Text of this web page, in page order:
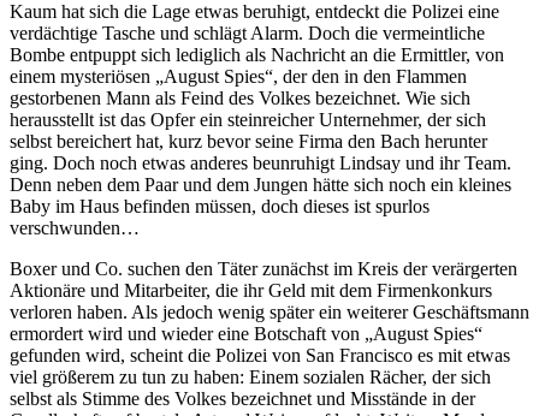
Kaum hat sich die Lage etwas beruhigt, entdeckt die Polizei eine
verdächtige Tasche und schlägt Alarm. Doch die vermeintliche
Bombe entpuppt sich lediglich als Nachricht an die Ermittler, von
einem mysteriösen „August Spies“, der den in den Flammen
gestorbenen Mann als Feind des Volkes bezeichnet. Wie sich
herausstellt ist das Opfer ein steinreicher Unternehmer, der sich
selbst bereichert hat, kurz bevor seine Firma den Bach herunter
ging. Doch noch etwas anderes beunruhigt Lindsay und ihr Team.
Denn neben dem Paar und dem Jungen hätte sich noch ein kleines
Baby im Haus befinden müssen, doch dieses ist spurlos
verschwunden…
Boxer und Co. suchen den Täter zunächst im Kreis der verärgerten
Aktionäre und Mitarbeiter, die ihr Geld mit dem Firmenkonkurs
verloren haben. Als jedoch wenig später ein weiterer Geschäftsmann
ermordert wird und wieder eine Botschaft von „August Spies“
gefunden wird, scheint die Polizei von San Francisco es mit etwas
viel größerem zu tun zu haben: Einem sozialen Rächer, der sich
selbst als Stimme des Volkes bezeichnet und Misstände in der